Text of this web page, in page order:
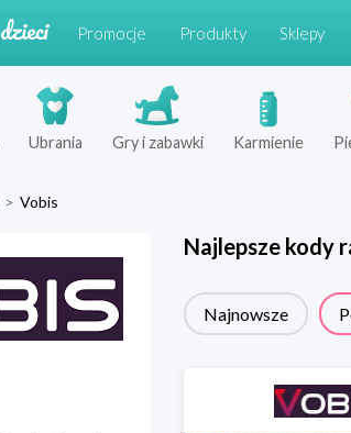
Promocje Produkty Sklepy
Ubrania Gry i zabawki Karmienie
> Vobis
Najlepsze kody
Najnowsze